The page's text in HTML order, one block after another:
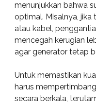
menunjukkan bahwa
optimal. Misalnya, jika
atau kabel,
mencegah kerugian
agar generator tetap
Untuk memastikan
harus
secara berkala,